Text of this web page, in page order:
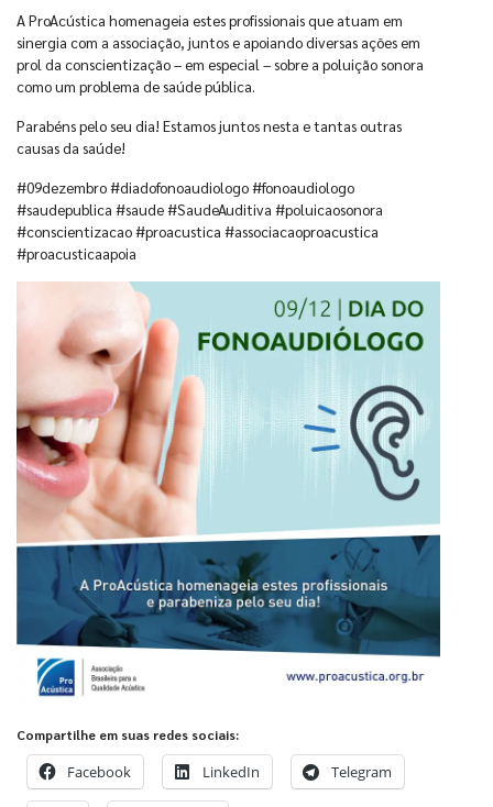
A ProAcústica homenageia estes profissionais que atuam em
sinergia com a associação, juntos e apoiando diversas ações em
prol da conscientização – em especial – sobre a poluição sonora
como um problema de saúde pública.
Parabéns pelo seu dia! Estamos juntos nesta e tantas outras
causas da saúde!
#09dezembro #diadofonoaudiologo #fonoaudiologo
#saudepublica #saude #SaudeAuditiva #poluicaosonora
#conscientizacao #proacustica #associacaoproacustica
#proacusticaapoia
Compartilhe em suas redes sociais:
Facebook LinkedIn Telegram